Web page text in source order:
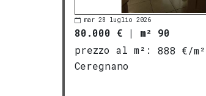
mar 28 luglio 2026
80.000 € | m² 90
prezzo al m²:
888 €/m²
Ceregnano